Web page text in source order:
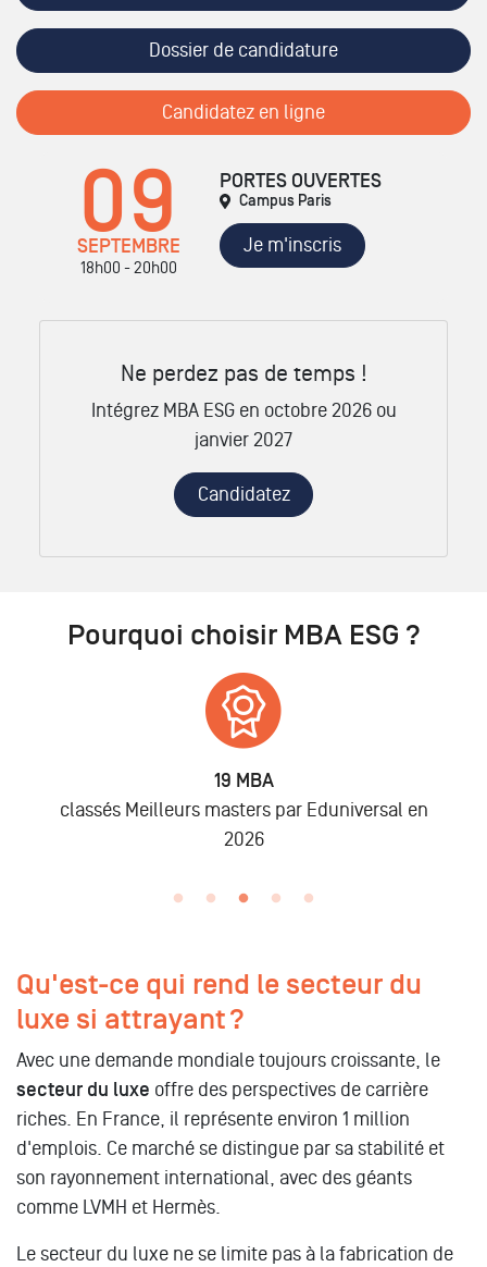
Dossier de candidature
Candidatez en ligne
09
SEPTEMBRE
18h00 - 20h00
PORTES OUVERTES
Campus Paris
Je m'inscris
Ne perdez pas de temps !
Intégrez MBA ESG en octobre 2026 ou
janvier 2027
Candidatez
Pourquoi choisir MBA ESG ?
19 MBA
classés Meilleurs masters par Eduniversal en
2026
Qu'est-ce qui rend le secteur du
luxe si attrayant ?
Avec une demande mondiale toujours croissante, le
secteur du luxe offre des perspectives de carrière
riches. En France, il représente environ 1 million
d'emplois. Ce marché se distingue par sa stabilité et
son rayonnement international, avec des géants
comme LVMH et Hermès.
Le secteur du luxe ne se limite pas à la fabrication de